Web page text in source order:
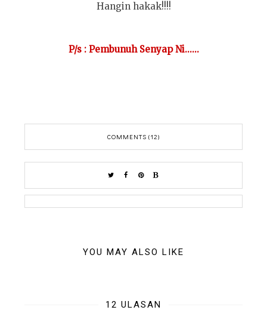
Hangin hakak!!!!
P/s : Pembunuh Senyap Ni......
COMMENTS (12)
YOU MAY ALSO LIKE
12 ULASAN